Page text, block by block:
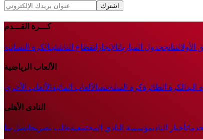
اشترك
كـــرة القـــدم
الأولالنتائججدول المبارياتالإنجازاتقطاع الناشئينالكرة النسائية
الألعاب الرياضية
اليد الكرة الطائرةكرة السلةتنسالألعاب المائية الألعاب الأخرى
النادى الأهلى
أخبار الناديمؤسسة النادي المجتمعيةطلب تصريحاتصل بنا